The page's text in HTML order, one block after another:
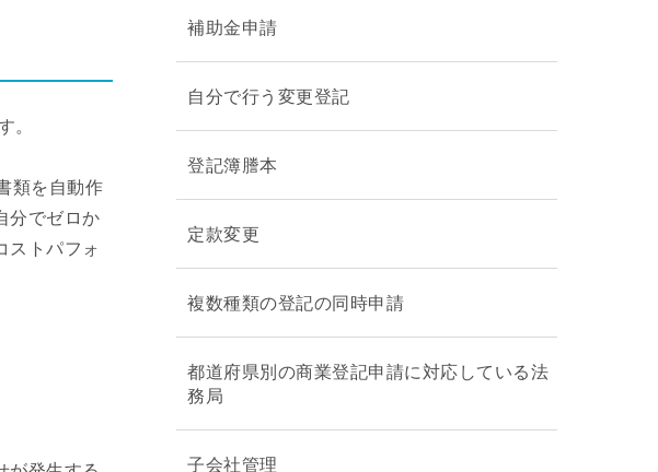
。
類を自動作
分でゼロか
ストパフォ
補助金申請
自分で行う変更登記
登記簿謄本
定款変更
複数種類の登記の同時申請
都道府県別の商業登記申請に対応している法
務局
子会社管理